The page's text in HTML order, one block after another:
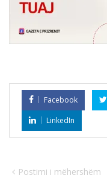
Facebook
LinkedIn
Postimi i mëhershëm